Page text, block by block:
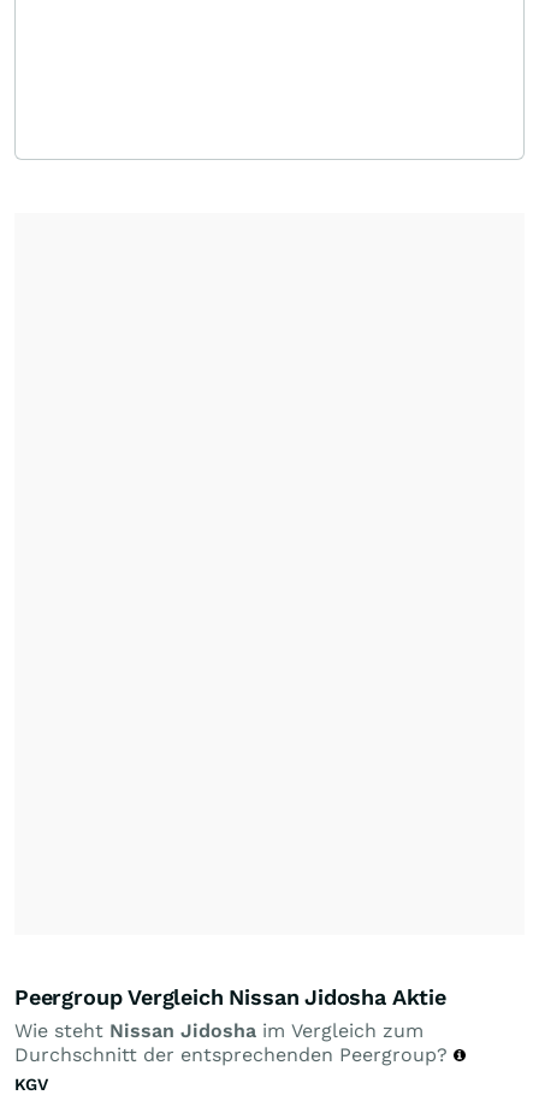
Peergroup Vergleich Nissan Jidosha Aktie
Wie steht Nissan Jidosha im Vergleich zum
Durchschnitt der entsprechenden Peergroup?
KGV